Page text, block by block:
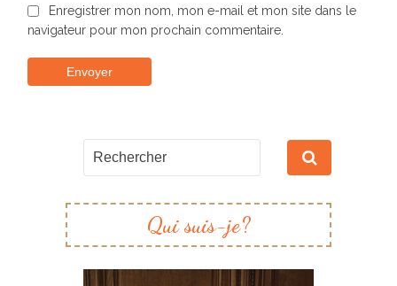
Enregistrer mon nom, mon e-mail et mon site dans le
navigateur pour mon prochain commentaire.
Qui suis-je?